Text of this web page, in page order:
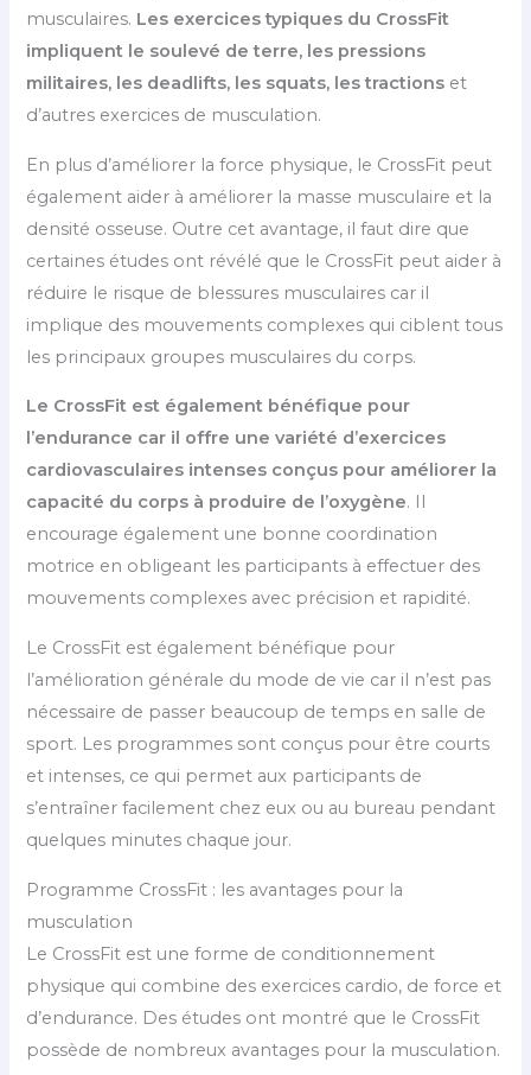
musculaires. Les exercices typiques du CrossFit
impliquent le soulevé de terre, les pressions
militaires, les deadlifts, les squats, les tractions et
d’autres exercices de musculation.
En plus d’améliorer la force physique, le CrossFit peut
également aider à améliorer la masse musculaire et la
densité osseuse. Outre cet avantage, il faut dire que
certaines études ont révélé que le CrossFit peut aider à
réduire le risque de blessures musculaires car il
implique des mouvements complexes qui ciblent tous
les principaux groupes musculaires du corps.
Le CrossFit est également bénéfique pour
l’endurance car il offre une variété d’exercices
cardiovasculaires intenses conçus pour améliorer la
capacité du corps à produire de l’oxygène. Il
encourage également une bonne coordination
motrice en obligeant les participants à effectuer des
mouvements complexes avec précision et rapidité.
Le CrossFit est également bénéfique pour
l’amélioration générale du mode de vie car il n’est pas
nécessaire de passer beaucoup de temps en salle de
sport. Les programmes sont conçus pour être courts
et intenses, ce qui permet aux participants de
s’entraîner facilement chez eux ou au bureau pendant
quelques minutes chaque jour.
Programme CrossFit : les avantages pour la
musculation
Le CrossFit est une forme de conditionnement
physique qui combine des exercices cardio, de force et
d’endurance. Des études ont montré que le CrossFit
possède de nombreux avantages pour la musculation.